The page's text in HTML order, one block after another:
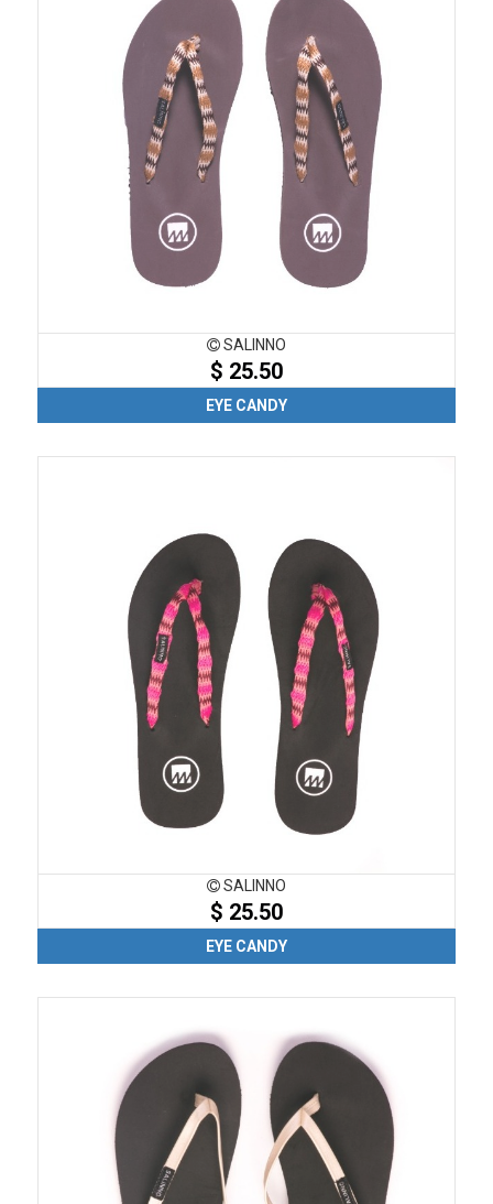
SALINNO
$ 25.50
EYE CANDY
SALINNO
$ 25.50
EYE CANDY